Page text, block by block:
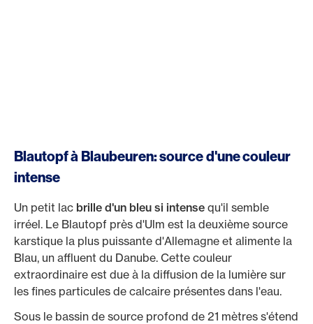
Blautopf à Blaubeuren: source d'une couleur
intense
Un petit lac brille d'un bleu si intense qu'il semble
irréel. Le Blautopf près d'Ulm est la deuxième source
karstique la plus puissante d'Allemagne et alimente la
Blau, un affluent du Danube. Cette couleur
extraordinaire est due à la diffusion de la lumière sur
les fines particules de calcaire présentes dans l'eau.
Sous le bassin de source profond de 21 mètres s'étend